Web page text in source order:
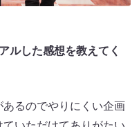
した感想を教えてく
るのでやりにくい企画